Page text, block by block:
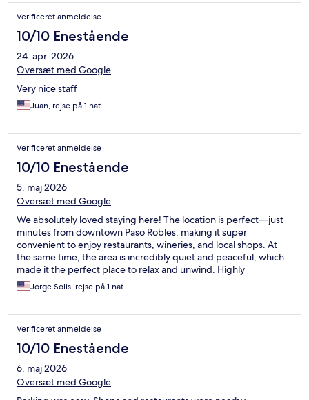
Verificeret anmeldelse
10/10 Enestående
24. apr. 2026
Oversæt med Google
Very nice staff
Juan, rejse på 1 nat
Verificeret anmeldelse
10/10 Enestående
5. maj 2026
Oversæt med Google
We absolutely loved staying here! The location is perfect—just
minutes from downtown Paso Robles, making it super
convenient to enjoy restaurants, wineries, and local shops. At
the same time, the area is incredibly quiet and peaceful, which
made it the perfect place to relax and unwind. Highly
recommend for anyone looking for both convenience and a
calm, comfortable stay!
Jorge Solis, rejse på 1 nat
Verificeret anmeldelse
10/10 Enestående
6. maj 2026
Oversæt med Google